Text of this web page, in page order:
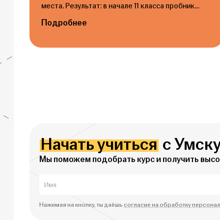
места. Результат: в начале 11 класса пробник
писал сын на 43 балла, результат Егэ- 73 балла.
Этим всё сказано.!!! ❤
Подробнее
Начать учиться с
Мы поможем подобрать курс и получить
Нажимая на кнопку, ты даёшь согласие на обработку